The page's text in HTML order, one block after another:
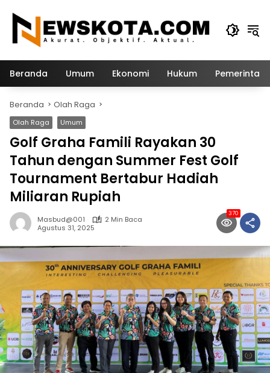
konten
Beranda Umum Ekonomi Hukum
Beranda Olah Raga
Olah Raga Umum
Golf Graha Famili Rayakan 30
Tahun dengan Summer Fest Golf
Tournament Bertabur Hadiah
Miliaran Rupiah
Masbud@001
2 Min Baca
Agustus 31, 2025
370